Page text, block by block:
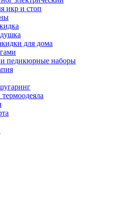
икр и стоп
для дома
педикюрные наборы